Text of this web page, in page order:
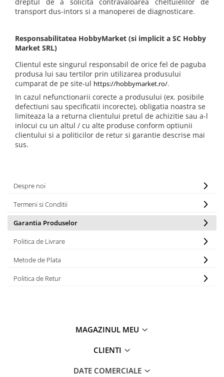
dreptul de a solicita contravaloarea cheltuielilor de
transport dus-intors si a manoperei de diagnosticare.
Responsabilitatea HobbyMarket (si implicit a SC Hobby
Market SRL)
Clientul este singurul responsabil de orice fel de paguba
produsa lui sau tertilor prin utilizarea produsului
cumparat de pe site-ul https://hobbymarket.ro/.
In cazul nefunctionarii corecte a produsului (ex. posibile
defectiuni sau specificatii incorecte), obligatia noastra se
limiteaza la a returna clientului pretul de achizitie sau a-l
inlocui cu un altul / cu alte produse conform optiunii
clientului si a politicilor de retur si garantie descrise mai
sus.
Despre noi
Termeni si Conditii
Garantia Produselor
Politica de Livrare
Metode de Plata
Politica de Retur
MAGAZINUL MEU
CLIENTI
DATE COMERCIALE